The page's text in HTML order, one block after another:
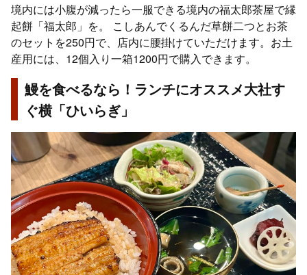
境内には小腹が減ったら一服できる境内の福太郎茶屋で縁
起餅「福太郎」を。 こしあんでくるんだ草餅二つとお茶
のセットを250円で、店内に腰掛けていただけます。お土
産用には、12個入り一箱1200円で購入できます。
鰻を食べるなら！ランチにオススメ大社す
ぐ横「ひいらぎ」